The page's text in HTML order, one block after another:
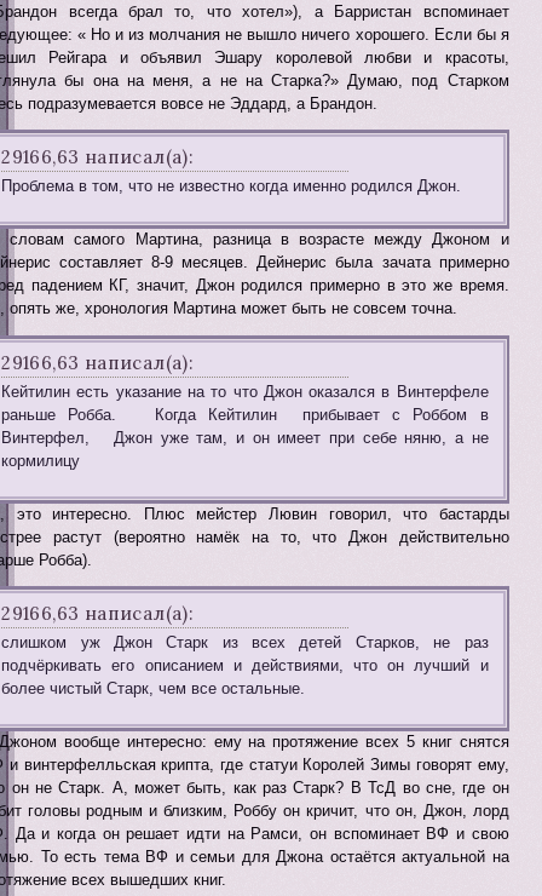
всегда брал то, что хотел»), а Барристан вспоминает
« Но и из молчания не вышло ничего хорошего. Если бы я
Рейгара и объявил Эшару королевой любви и красоты,
бы она на меня, а не на Старка?» Думаю, под Старком
подразумевается вовсе не Эддард, а Брандон.
29166,63 написал(а):
Проблема в том, что не известно когда именно родился Джон.
словам самого Мартина, разница в возрасте между Джоном и
составляет 8-9 месяцев. Дейнерис была зачата примерно
падением КГ, значит, Джон родился примерно в это же время.
опять же, хронология Мартина может быть не совсем точна.
29166,63 написал(а):
Кейтилин есть указание на то что Джон оказался в Винтерфеле
раньше Робба. Когда Кейтилин прибывает с Роббом в
Винтерфел, Джон уже там, и он имеет при себе няню, а не
кормилицу
это интересно. Плюс мейстер Лювин говорил, что бастарды
растут (вероятно намёк на то, что Джон действительно
Робба).
29166,63 написал(а):
слишком уж Джон Старк из всех детей Старков, не раз
подчёркивать его описанием и действиями, что он лучший и
более чистый Старк, чем все остальные.
вообще интересно: ему на протяжение всех 5 книг снятся
винтерфелльская крипта, где статуи Королей Зимы говорят ему,
он не Старк. А, может быть, как раз Старк? В ТсД во сне, где он
головы родным и близким, Роббу он кричит, что он, Джон, лорд
Да и когда он решает идти на Рамси, он вспоминает ВФ и свою
То есть тема ВФ и семьи для Джона остаётся актуальной на
всех вышедших книг.